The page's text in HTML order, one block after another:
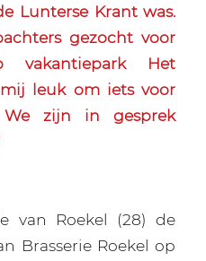
Lunterse Krant was.
gezocht voor
vakantiepark Het
leuk om iets voor
zijn in gesprek
van Roekel (28) de
Brasserie Roekel op